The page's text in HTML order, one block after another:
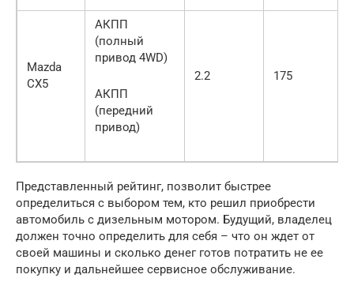
Mazda
CX5
АКПП
(полный
привод 4WD)
АКПП
(передний
привод)
2.2 175
Представленный рейтинг, позволит быстрее
определиться с выбором тем, кто решил приобрести
автомобиль с дизельным мотором. Будущий, владелец
должен точно определить для себя – что он ждет от
своей машины и сколько денег готов потратить не ее
покупку и дальнейшее сервисное обслуживание.